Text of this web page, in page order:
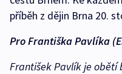
příběh z dějin Brna 20.
Pro Františka Pavlíka
František Pavlík je obětí